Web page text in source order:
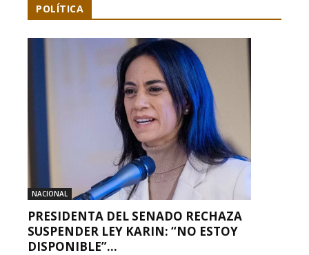
POLÍTICA
NACIONAL
PRESIDENTA DEL SENADO RECHAZA
SUSPENDER LEY KARIN: “NO ESTOY
DISPONIBLE”...